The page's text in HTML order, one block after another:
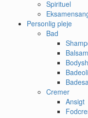
Spirituel
Personlig pleje
Bad
Balsam
Cremer
Ansigt